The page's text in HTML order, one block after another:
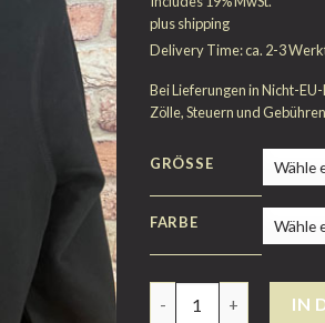
plusshipping
Delivery Time: ca. 2-3
Bei Lieferungen in Nicht-
Zölle, Steuern und
GRÖSSE
FARBE
IN